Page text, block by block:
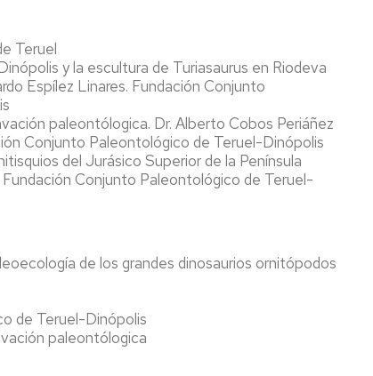
Teruel
y la escultura de Turiasaurus en Riodeva
Espílez Linares. Fundación Conjunto
paleontólogica. Dr. Alberto Cobos Periáñez
Conjunto Paleontológico de Teruel-Dinópolis
del Jurásico Superior de la Península
Conjunto Paleontológico de Teruel-
de los grandes dinosaurios ornitópodos
de Teruel-Dinópolis
paleontólogica